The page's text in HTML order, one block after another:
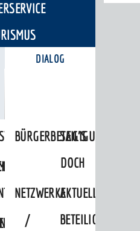
DIALOG
BÜRGERBETEILIGUNG
SAG'S
DOCH
NETZWERKE
/
AKTUELLE
BETEILIGUNGEN